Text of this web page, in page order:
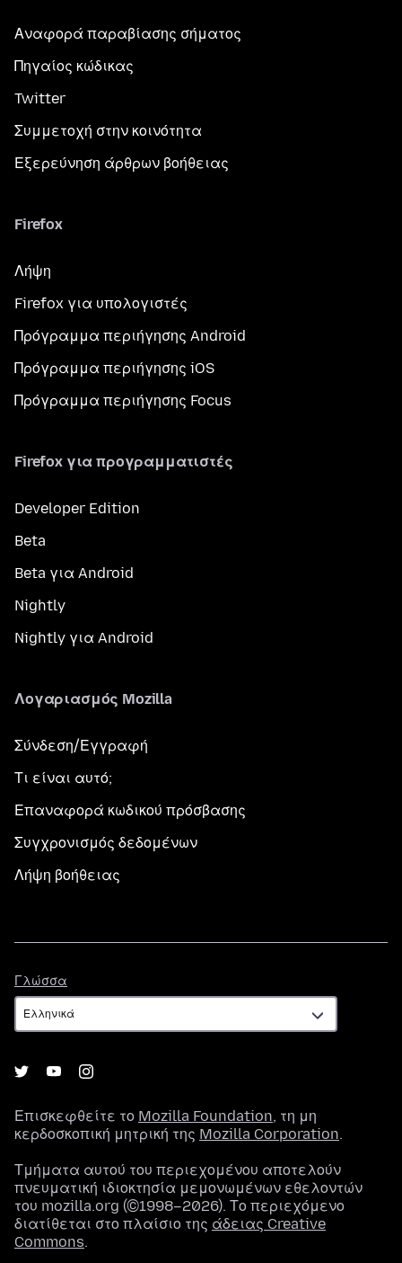
Αναφορά παραβίασης σήματος
Πηγαίος κώδικας
Twitter
Συμμετοχή στην κοινότητα
Εξερεύνηση άρθρων βοήθειας
Firefox
Λήψη
Firefox για υπολογιστές
Πρόγραμμα περιήγησης Android
Πρόγραμμα περιήγησης iOS
Πρόγραμμα περιήγησης Focus
Firefox για προγραμματιστές
Developer Edition
Beta
Beta για Android
Nightly
Nightly για Android
Λογαριασμός Mozilla
Σύνδεση/Εγγραφή
Τι είναι αυτό;
Επαναφορά κωδικού πρόσβασης
Συγχρονισμός δεδομένων
Λήψη βοήθειας
Γλώσσα
Επισκεφθείτε το Mozilla Foundation, τη μη
κερδοσκοπική μητρική της Mozilla Corporation.
Τμήματα αυτού του περιεχομένου αποτελούν
πνευματική ιδιοκτησία μεμονωμένων εθελοντών
του mozilla.org (©1998–2026). Το περιεχόμενο
διατίθεται στο πλαίσιο της άδειας Creative
Commons.